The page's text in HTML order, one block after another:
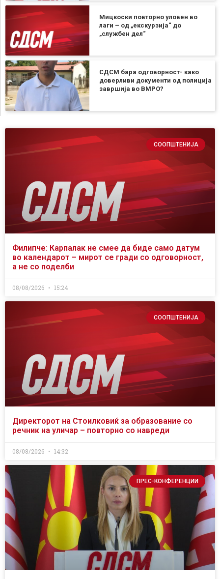
Мицкоски повторно уловен во
лаги – од „екскурзија“ до
„службен дел“
СДСМ бара одговорност- како
доверливи документи од полиција
завршија во ВМРО?
СООПШТЕНИЈА
Филипче: Карпалак не смее да биде само датум
во календарот – мирот се гради со одговорност,
а не со поделби
08/08/2026 15:24
СООПШТЕНИЈА
Директорот на Стоилковиќ за образование со
речник на уличар – повторно со навреди
08/08/2026 14:32
ПРЕС-КОНФЕРЕНЦИИ